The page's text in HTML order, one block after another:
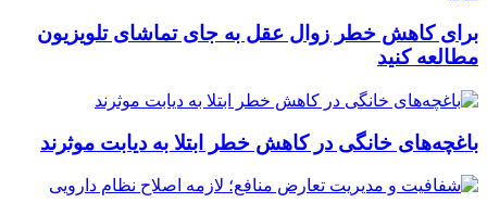
برای کاهش خطر زوال عقل به جای تماشای تلویزیون
مطالعه کنید
باغچه‌های خانگی در کاهش خطر ابتلا به دیابت موثرند